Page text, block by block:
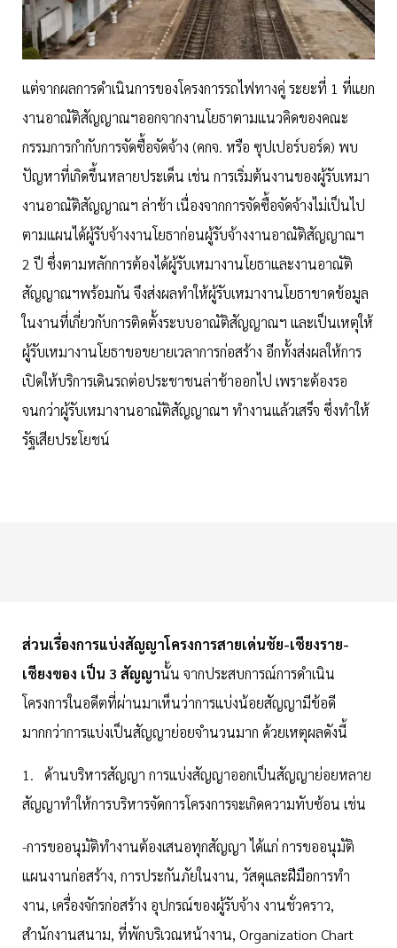
แต่จากผลการดำเนินการของโครงการรถไฟทางคู่ ระยะที่ 1 ที่แยก
งานอาณัติสัญญาณฯออกจากงานโยธาตามแนวคิดของคณะ
กรรมการกำกับการจัดซื้อจัดจ้าง (คกจ. หรือ ซุปเปอร์บอร์ด) พบ
ปัญหาที่เกิดขึ้นหลายประเด็น เช่น การเริ่มต้นงานของผู้รับเหมา
งานอาณัติสัญญาณฯ ล่าช้า เนื่องจากการจัดซื้อจัดจ้างไม่เป็นไป
ตามแผนได้ผู้รับจ้างงานโยธาก่อนผู้รับจ้างงานอาณัติสัญญาณฯ
2 ปี ซึ่งตามหลักการต้องได้ผู้รับเหมางานโยธาและงานอาณัติ
สัญญาณฯพร้อมกัน จึงส่งผลทำให้ผู้รับเหมางานโยธาขาดข้อมูล
ในงานที่เกี่ยวกับการติดตั้งระบบอาณัติสัญญาณฯ และเป็นเหตุให้
ผู้รับเหมางานโยธาขอขยายเวลาการก่อสร้าง อีกทั้งส่งผลให้การ
เปิดให้บริการเดินรถต่อประชาชนล่าช้าออกไป เพราะต้องรอ
จนกว่าผู้รับเหมางานอาณัติสัญญาณฯ ทำงานแล้วเสร็จ ซึ่งทำให้
รัฐเสียประโยชน์
ส่วนเรื่องการแบ่งสัญญาโครงการสายเด่นชัย-เชียงราย-
เชียงของ เป็น 3 สัญญานั้น จากประสบการณ์การดำเนิน
โครงการในอดีตที่ผ่านมาเห็นว่าการแบ่งน้อยสัญญามีข้อดี
มากกว่าการแบ่งเป็นสัญญาย่อยจำนวนมาก ด้วยเหตุผลดังนี้
1. ด้านบริหารสัญญา การแบ่งสัญญาออกเป็นสัญญาย่อยหลาย
สัญญาทำให้การบริหารจัดการโครงการจะเกิดความทับซ้อน เช่น
-​การขออนุมัติทำงานต้องเสนอทุกสัญญา ได้แก่ การขออนุมัติ
แผนงานก่อสร้าง, การประกันภัยในงาน, วัสดุและฝีมือการทํา
งาน, เครื่องจักรก่อสร้าง อุปกรณ์ของผู้รับจ้าง งานชั่วคราว,
สำนักงานสนาม, ที่พักบริเวณหน้างาน, Organization Chart